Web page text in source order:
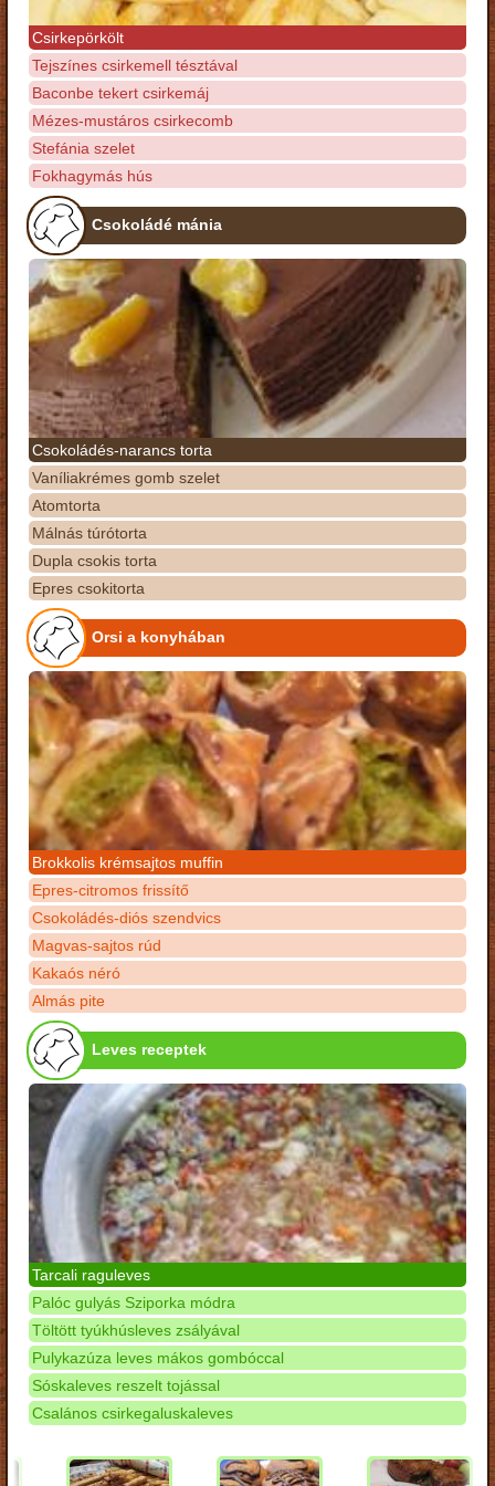
Csirkepörkölt
Tejszínes csirkemell tésztával
Baconbe tekert csirkemáj
Mézes-mustáros csirkecomb
Stefánia szelet
Fokhagymás hús
Csokoládé mánia
Csokoládés-narancs torta
Vaníliakrémes gomb szelet
Atomtorta
Málnás túrótorta
Dupla csokis torta
Epres csokitorta
Orsi a konyhában
Brokkolis krémsajtos muffin
Epres-citromos frissítő
Csokoládés-diós szendvics
Magvas-sajtos rúd
Kakaós néró
Almás pite
Leves receptek
Tarcali raguleves
Palóc gulyás Sziporka módra
Töltött tyúkhúsleves zsályával
Pulykazúza leves mákos gombóccal
Sóskaleves reszelt tojással
Csalános csirkegaluskaleves